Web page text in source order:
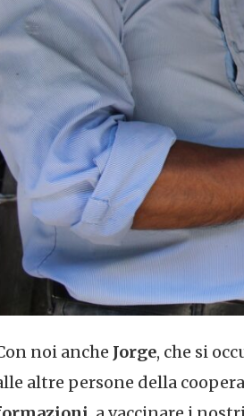
noi anche Jorge, che si
altre persone della